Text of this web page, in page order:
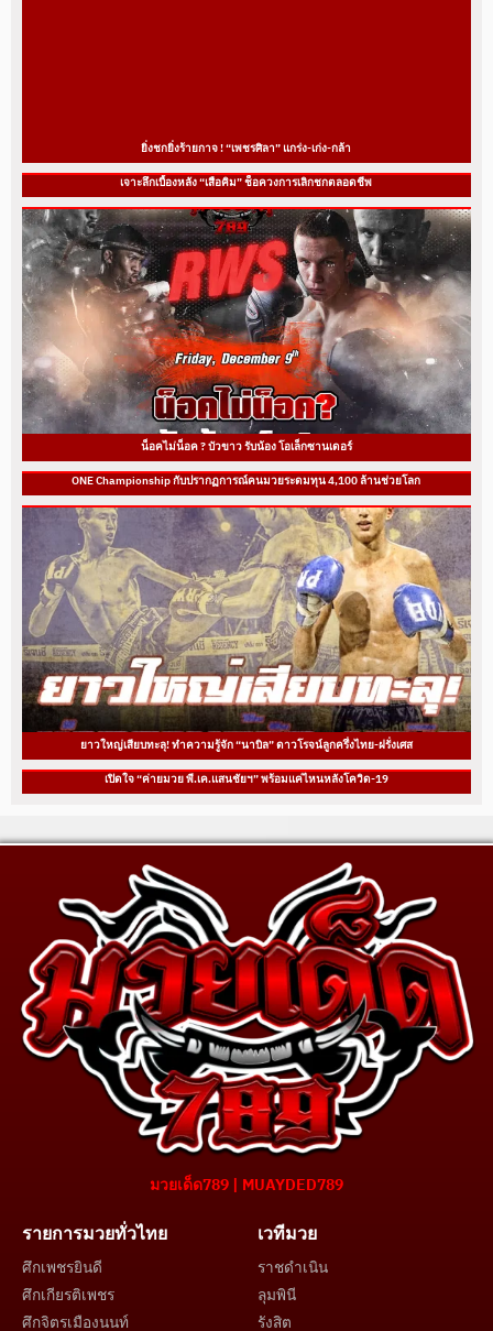
ยิ่งชกยิ่งร้ายกาจ ! “เพชรศิลา” แกร่ง-เก่ง-กล้า
เจาะลึกเบื้องหลัง “เสือคิม” ช็อควงการเลิกชกตลอดชีพ
น็อคไม่น็อค ? บัวขาว รับน้อง โอเล็กซานเดอร์
ONE Championship กับปรากฏการณ์คนมวยระดมทุน 4,100 ล้านช่วยโลก
ยาวใหญ่เสียบทะลุ! ทำความรู้จัก “นาบิล” ดาวโรจน์ลูกครึ่งไทย-ฝรั่งเศส
เปิดใจ “ค่ายมวย พี.เค.แสนชัยฯ” พร้อมแค่ไหนหลังโควิด-19
มวยเด็ด789 | MUAYDED789
รายการมวยทั่วไทย
ศึกเพชรยินดี
ศึกเกียรติเพชร
ศึกจิตรเมืองนนท์
เวทีมวย
ราชดำเนิน
ลุมพินี
รังสิต